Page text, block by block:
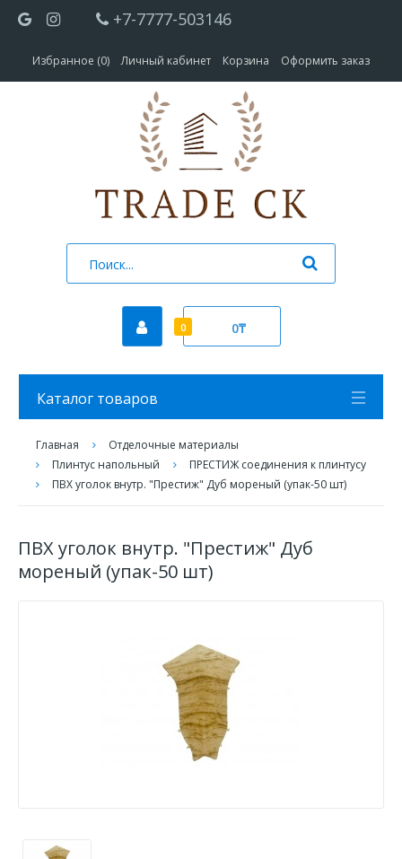
+7-7777-503146
Избранное (0) Личный кабинет Корзина Оформить заказ
0 0₸
Каталог товаров
Главная
Отделочные материалы
Плинтус напольный
ПРЕСТИЖ соединения к плинтусу
ПВХ уголок внутр. "Престиж" Дуб мореный (упак-50 шт)
ПВХ уголок внутр. "Престиж" Дуб
мореный (упак-50 шт)